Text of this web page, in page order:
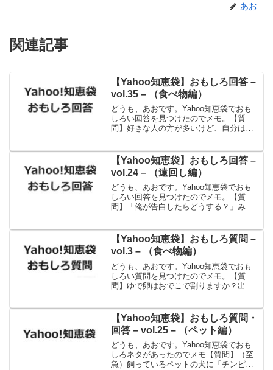
あお
関連記事
【Yahoo知恵袋】おもしろ回答 –
vol.35 – （食べ物編）
どうも、あおです。Yahoo知恵袋でおも
しろい回答を見つけたのでメモ。【質
問】好きな人の方が多いけど、自分は苦
して、スタミナダウン(笑)出典：Yahoo!知
恵袋切ない...
【Yahoo知恵袋】おもしろ回答 –
vol.24 – （遠回し編）
どうも、あおです。Yahoo知恵袋でおも
しろい回答を見つけたのでメモ。【質
問】「俺が告白したらどうする？」みた
しょう。告白して振られるのが怖い。こ
んなオトコを関西では「...
【Yahoo知恵袋】おもしろ質問 –
vol.3 – （食べ物編）
どうも、あおです。Yahoo知恵袋でおも
しろい質問を見つけたのでメモ。【質
問】ゆで卵はおでこで割りますか？出
【Yahoo知恵袋】おもしろ質問・
回答 – vol.25 – （ペット編）
どうも、あおです。Yahoo知恵袋でおも
しろネタがあったのでメモ【質問】（至
急）飼っているペットの犬に「チンピ